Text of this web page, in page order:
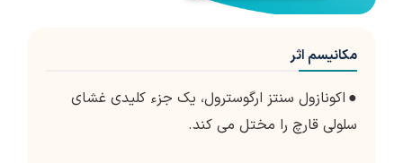
مکانیسم اثر
● اکونازول سنتز ارگوسترول، یک جزء کلیدی غشای
سلولی قارچ را مختل می کند.